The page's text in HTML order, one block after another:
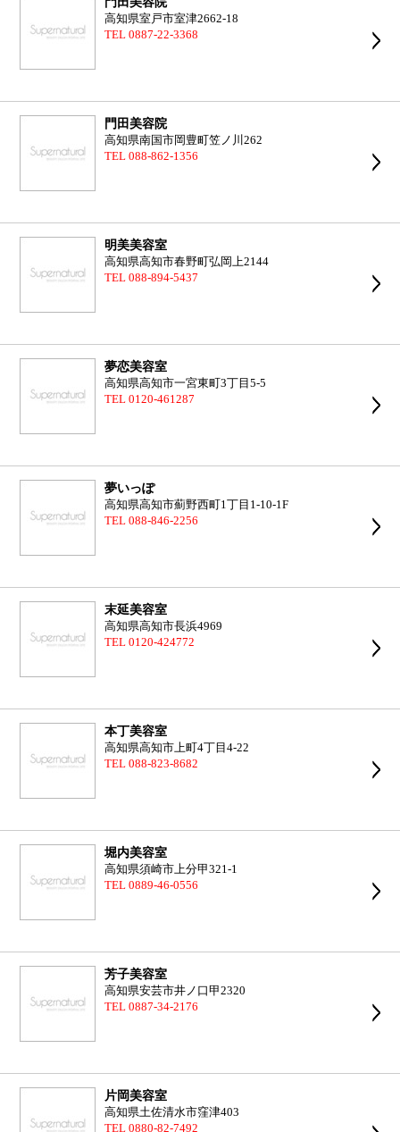
高知県室戸市室津2662-18
TEL 0887-22-3368
門田美容院
高知県南国市岡豊町笠ノ川262
TEL 088-862-1356
明美美容室
高知県高知市春野町弘岡上2144
TEL 088-894-5437
夢恋美容室
高知県高知市一宮東町3丁目5-5
TEL 0120-461287
夢いっぽ
高知県高知市薊野西町1丁目1-10-1F
TEL 088-846-2256
末延美容室
高知県高知市長浜4969
TEL 0120-424772
本丁美容室
高知県高知市上町4丁目4-22
TEL 088-823-8682
堀内美容室
高知県須崎市上分甲321-1
TEL 0889-46-0556
芳子美容室
高知県安芸市井ノ口甲2320
TEL 0887-34-2176
片岡美容室
高知県土佐清水市窪津403
TEL 0880-82-7492